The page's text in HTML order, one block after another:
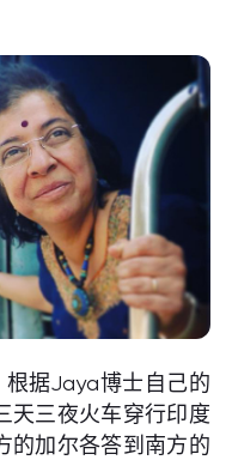
据Jaya博士自己的
天三夜火车穿行印度
的加尔各答到南方的